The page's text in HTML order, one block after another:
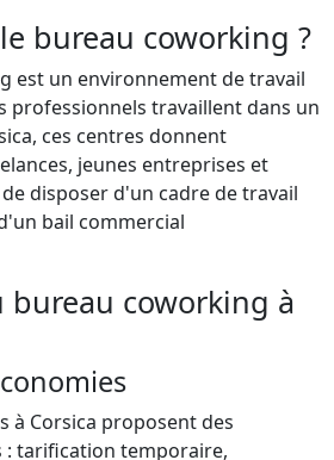
bureau coworking ?
est un environnement de travail
professionnels travaillent dans un
ces centres donnent
jeunes entreprises et
disposer d'un cadre de travail
bail commercial
bureau coworking à
à Corsica proposent des
: tarification temporaire,